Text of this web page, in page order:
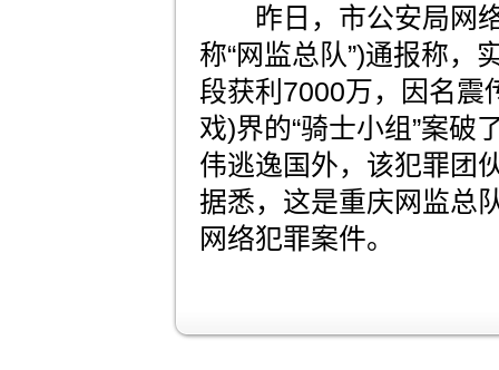
昨日，市公安局网络
称“网监总队”)通报称，
段获利7000万，因名震
戏)界的“骑士小组”案破
伟逃逸国外，该犯罪团
据悉，这是重庆网监总
网络犯罪案件。